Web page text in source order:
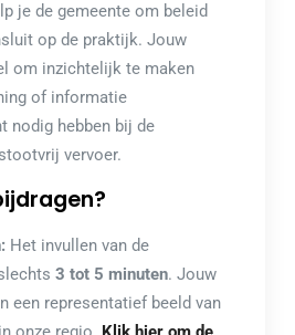
je de gemeente om beleid
op de praktijk. Jouw
om inzichtelijk te maken
of informatie
nodig hebben bij de
vervoer.
Het invullen van de
3 tot 5 minuten. Jouw
een representatief beeld van